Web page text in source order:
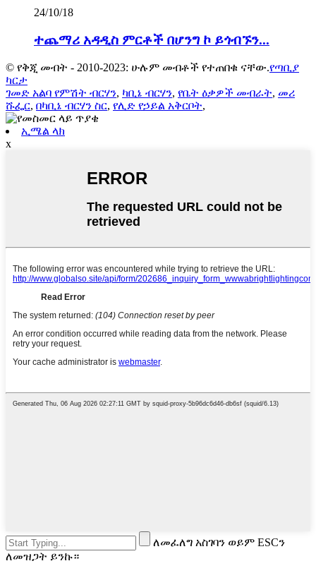
24/10/18
ተጨማሪ አዳዲስ ምርቶች በሆንግ ኮ ይጎብኙን...
© የቅጂ መብት - 2010-2023: ሁሉም መብቶች የተጠበቁ ናቸው.የጣቢያ
ካርታ
ገመድ አልባ የምሽት ብርሃን, ካቢኔ ብርሃን, የቤት ዕቃዎች መብራት, መሪ
ሹፌር, በካቢኔ ብርሃን ስር, የሊድ የኃይል አቅርቦት,
ኢሜል ላክ
x
ለመፈለግ አስገባን ወይም ESCን
ለመዝጋት ይንኩ።